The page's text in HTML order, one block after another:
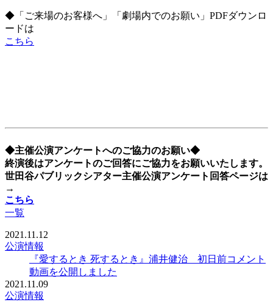
◆「ご来場のお客様へ」「劇場内でのお願い」PDFダウンロ
ードは
こちら
◆主催公演アンケートへのご協力のお願い◆
終演後はアンケートのご回答にご協力をお願いいたします。
世田谷パブリックシアター主催公演アンケート回答ページは
→
こちら
一覧
2021.11.12
公演情報
『愛するとき 死するとき』浦井健治 初日前コメント
動画を公開しました
2021.11.09
公演情報